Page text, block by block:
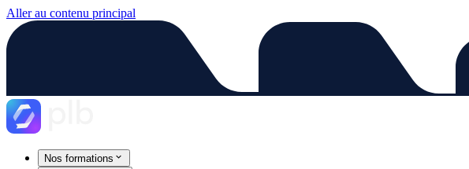
Aller au contenu principal
Nos formations